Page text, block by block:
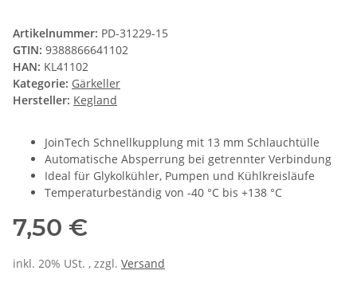
Artikelnummer: PD-31229-15
GTIN: 9388866641102
HAN: KL41102
Kategorie: Gärkeller
Hersteller: Kegland
JoinTech Schnellkupplung mit 13 mm Schlauchtülle
Automatische Absperrung bei getrennter Verbindung
Ideal für Glykolkühler, Pumpen und Kühlkreisläufe
Temperaturbeständig von -40 °C bis +138 °C
7,50 €
inkl. 20% USt. , zzgl. Versand